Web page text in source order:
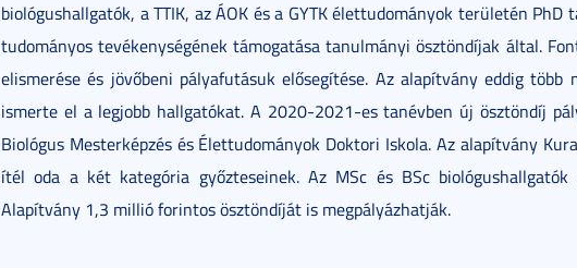
biológushallgatók, a TTIK, az ÁOK és a GYTK élettudományok területén
tudományos tevékenységének támogatása tanulmányi ösztöndíjak által.
elismerése és jövőbeni pályafutásuk elősegítése. Az alapítvány eddig
ismerte el a legjobb hallgatókat. A 2020-2021-es tanévben új ösztöndíj
Biológus Mesterképzés és Élettudományok Doktori Iskola. Az alapítvány
ítél oda a két kategória győzteseinek. Az MSc és BSc biológushallgatók
Alapítvány 1,3 millió forintos ösztöndíját is megpályázhatják.